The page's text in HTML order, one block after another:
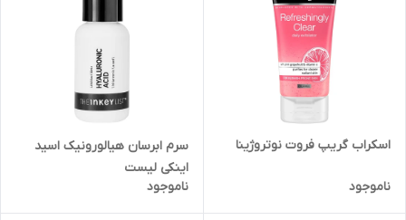
اسکراب گریپ فروت نوتروژینا
ناموجود
سرم ابرسان هیالورونیک اسید
اینکی لیست
ناموجود